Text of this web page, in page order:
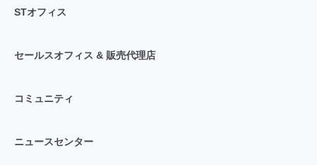
STオフィス
セールスオフィス & 販売代理店
コミュニティ
ニュースセンター